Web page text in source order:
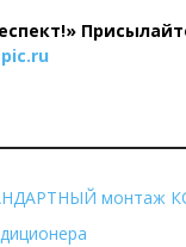
ru
монтаж